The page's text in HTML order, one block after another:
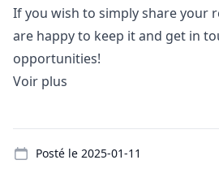
If you wish to simply share your
are happy to keep it and get in
opportunities!
Voir plus
Posté le 2025-01-11